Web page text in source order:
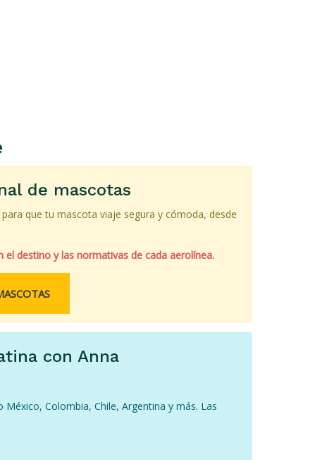
de mascotas
que tu mascota viaje segura y cómoda, desde
el destino y las normativas de cada aerolínea.
con Anna
Colombia, Chile, Argentina y más. Las